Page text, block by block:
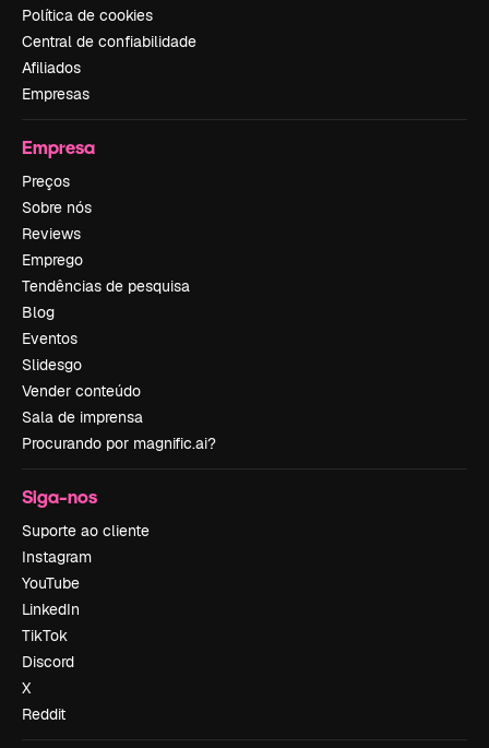
Política de cookies
Central de confiabilidade
Afiliados
Empresas
Empresa
Preços
Sobre nós
Reviews
Emprego
Tendências de pesquisa
Blog
Eventos
Slidesgo
Vender conteúdo
Sala de imprensa
Procurando por magnific.ai?
Siga-nos
Suporte ao cliente
Instagram
YouTube
LinkedIn
TikTok
Discord
X
Reddit